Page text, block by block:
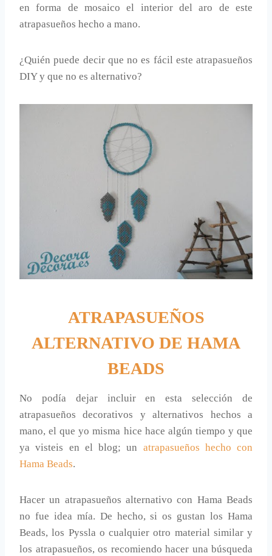
en forma de mosaico el interior del aro de este
atrapasueños hecho a mano.
¿Quién puede decir que no es fácil este atrapasueños
DIY y que no es alternativo?
ATRAPASUEÑOS
ALTERNATIVO DE HAMA
BEADS
No podía dejar incluir en esta selección de
atrapasueños decorativos y alternativos hechos a
mano, el que yo misma hice hace algún tiempo y que
ya visteis en el blog; un atrapasueños hecho con
Hama Beads.
Hacer un atrapasueños alternativo con Hama Beads
no fue idea mía. De hecho, si os gustan los Hama
Beads, los Pyssla o cualquier otro material similar y
los atrapasueños, os recomiendo hacer una búsqueda